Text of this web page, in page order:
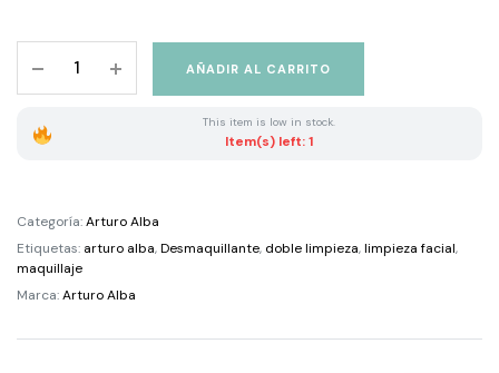
Alba
Desmaquillante
125
ml
quantity
AÑADIR AL CARRITO
This item is low in stock.
Item(s) left: 1
Categoría:Arturo Alba
Etiquetas: arturo alba,Desmaquillante, doble limpieza,limpieza facial,
maquillaje
Marca:Arturo Alba